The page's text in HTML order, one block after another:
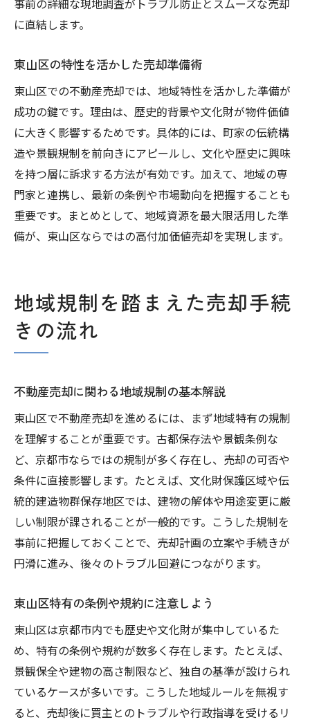
事前の詳細な現地調査がトラブル防止とスムーズな売却
に直結します。
東山区の特性を活かした売却準備術
東山区での不動産売却では、地域特性を活かした準備が
成功の鍵です。理由は、歴史的背景や文化財が物件価値
に大きく影響するためです。具体的には、町家の伝統構
造や景観規制を前向きにアピールし、文化や歴史に興味
を持つ層に訴求する方法が有効です。加えて、地域の専
門家と連携し、最新の条例や市場動向を把握することも
重要です。まとめとして、地域資源を最大限活用した準
備が、東山区ならではの高付加価値売却を実現します。
地域規制を踏まえた売却手続
きの流れ
不動産売却に関わる地域規制の基本解説
東山区で不動産売却を進めるには、まず地域特有の規制
を理解することが重要です。古都保存法や景観条例な
ど、京都市ならではの規制が多く存在し、売却の可否や
条件に直接影響します。たとえば、文化財保護区域や伝
統的建造物群保存地区では、建物の解体や用途変更に厳
しい制限が課されることが一般的です。こうした規制を
事前に把握しておくことで、売却計画の立案や手続きが
円滑に進み、後々のトラブル回避につながります。
東山区特有の条例や規約に注意しよう
東山区は京都市内でも歴史や文化財が集中しているた
め、特有の条例や規約が数多く存在します。たとえば、
景観保全や建物の高さ制限など、独自の基準が設けられ
ているケースが多いです。こうした地域ルールを無視す
ると、売却後に買主とのトラブルや行政指導を受けるリ